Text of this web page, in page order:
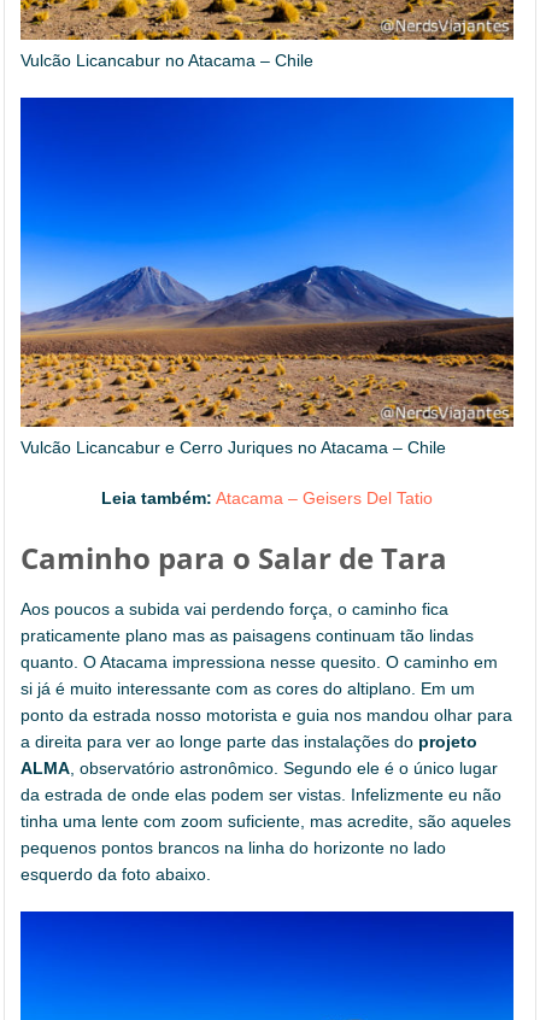
Vulcão Licancabur no Atacama – Chile
Vulcão Licancabur e Cerro Juriques no Atacama – Chile
Leia também: Atacama – Geisers Del Tatio
Caminho para o Salar de Tara
Aos poucos a subida vai perdendo força, o caminho fica
praticamente plano mas as paisagens continuam tão lindas
quanto. O Atacama impressiona nesse quesito. O caminho em
si já é muito interessante com as cores do altiplano. Em um
ponto da estrada nosso motorista e guia nos mandou olhar para
a direita para ver ao longe parte das instalações do projeto
ALMA , observatório astronômico. Segundo ele é o único lugar
da estrada de onde elas podem ser vistas. Infelizmente eu não
tinha uma lente com zoom suficiente, mas acredite, são aqueles
pequenos pontos brancos na linha do horizonte no lado
esquerdo da foto abaixo.